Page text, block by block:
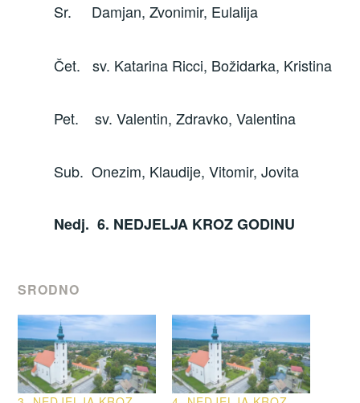
Sr. Damjan, Zvonimir, Eulalija
Čet. sv. Katarina Ricci, Božidarka, Kristina
Pet. sv. Valentin, Zdravko, Valentina
Sub. Onezim, Klaudije, Vitomir, Jovita
Nedj. 6. NEDJELJA KROZ GODINU
SRODNO